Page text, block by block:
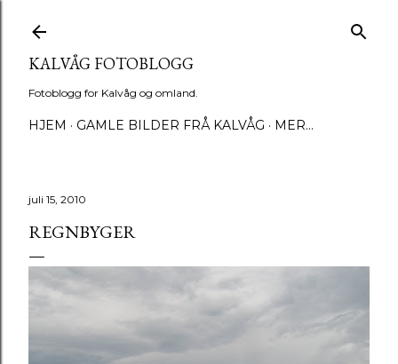
KALVÅG FOTOBLOGG
Fotoblogg for Kalvåg og omland.
HJEM GAMLE BILDER FRÅ KALVÅG MER…
juli 15, 2010
REGNBYGER